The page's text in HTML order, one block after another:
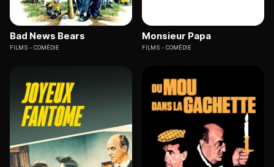
Bad News Bears
FILMS COMÉDIE
Monsieur Papa
FILMS COMÉDIE